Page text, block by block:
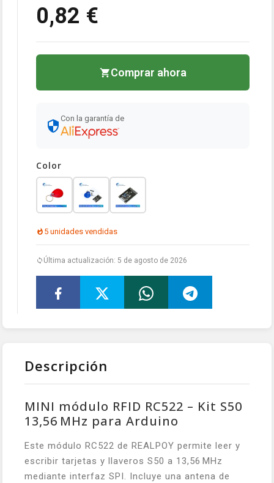
0,82 €
Comprar ahora
Con la garantía de
Color
5 unidades vendidas
Última actualización: 5 de agosto de 2026
Descripción
MINI módulo RFID RC522 – Kit S50
13,56 MHz para Arduino
Este módulo RC522 de REALPOY permite leer y
escribir tarjetas y llaveros S50 a 13,56 MHz
mediante interfaz SPI. Incluye una antena de